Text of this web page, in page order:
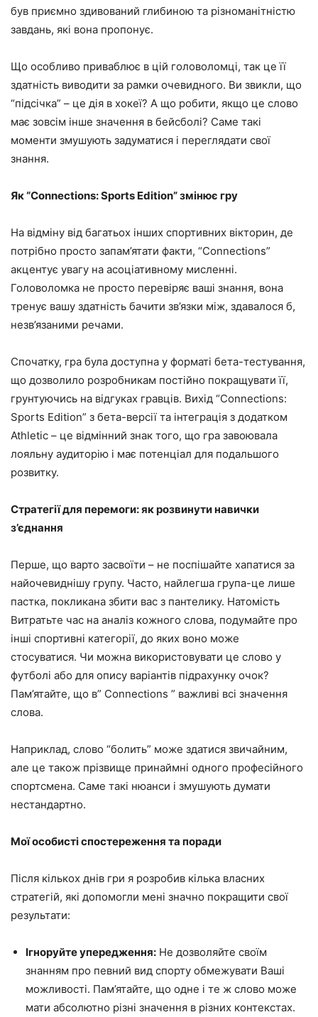
був приємно здивований глибиною та різноманітністю
завдань, які вона пропонує.
Що особливо приваблює в цій головоломці, так це її
здатність виводити за рамки очевидного. Ви звикли, що
“підсічка” – це дія в хокеї? А що робити, якщо це слово
має зовсім інше значення в бейсболі? Саме такі
моменти змушують задуматися і переглядати свої
знання.
Як “Connections: Sports Edition” змінює гру
На відміну від багатьох інших спортивних вікторин, де
потрібно просто запам’ятати факти, “Connections”
акцентує увагу на асоціативному мисленні.
Головоломка не просто перевіряє ваші знання, вона
тренує вашу здатність бачити зв’язки між, здавалося б,
незв’язаними речами.
Спочатку, гра була доступна у форматі бета-тестування,
що дозволило розробникам постійно покращувати її,
грунтуючись на відгуках гравців. Вихід “Connections:
Sports Edition” з бета-версії та інтеграція з додатком
Athletic – це відмінний знак того, що гра завоювала
лояльну аудиторію і має потенціал для подальшого
розвитку.
Стратегії для перемоги: як розвинути навички
з’єднання
Перше, що варто засвоїти – не поспішайте хапатися за
найочевиднішу групу. Часто, найлегша група-це лише
пастка, покликана збити вас з пантелику. Натомість
Витратьте час на аналіз кожного слова, подумайте про
інші спортивні категорії, до яких воно може
стосуватися. Чи можна використовувати це слово у
футболі або для опису варіантів підрахунку очок?
Пам’ятайте, що в” Connections ” важливі всі значення
слова.
Наприклад, слово “болить” може здатися звичайним,
але це також прізвище принаймні одного професійного
спортсмена. Саме такі нюанси і змушують думати
нестандартно.
Мої особисті спостереження та поради
Після кількох днів гри я розробив кілька власних
стратегій, які допомогли мені значно покращити свої
результати:
Ігноруйте упередження: Не дозволяйте своїм
знанням про певний вид спорту обмежувати Ваші
можливості. Пам’ятайте, що одне і те ж слово може
мати абсолютно різні значення в різних контекстах.